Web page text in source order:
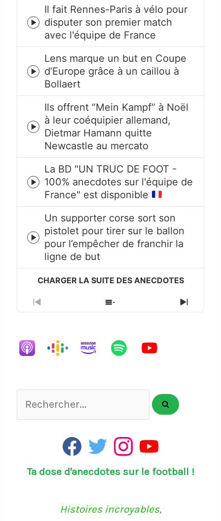
Episode
play
icon
Il fait Rennes-Paris à vélo pour
disputer son premier match
avec l'équipe de France
Episode
play
icon
Lens marque un but en Coupe
d’Europe grâce à un caillou à
Bollaert
Episode
play
icon
Ils offrent “Mein Kampf” à Noël
à leur coéquipier allemand,
Dietmar Hamann quitte
Newcastle au mercato
Episode
play
icon
La BD "UN TRUC DE FOOT -
100% anecdotes sur l'équipe de
France" est disponible
Episode
play
icon
Un supporter corse sort son
pistolet pour tirer sur le ballon
pour l’empêcher de franchir la
ligne de but
Previous
Episode
Show
Episodes
Next
Episode
Rechercher...
F
a
e
w
t
I
n
t
m
Y
T
Ta dose d'anecdotes sur le football !
Histoires incroyables,